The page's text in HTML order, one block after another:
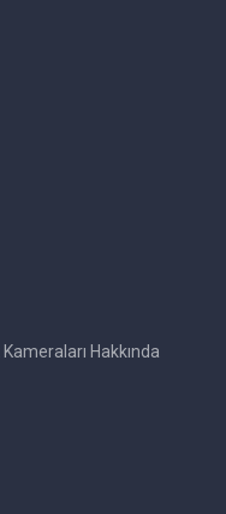
Hakkında